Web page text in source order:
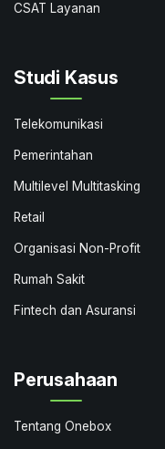
CSAT Layanan
Studi Kasus
Telekomunikasi
Pemerintahan
Multilevel Multitasking
Retail
Organisasi Non-Profit
Rumah Sakit
Fintech dan Asuransi
Perusahaan
Tentang Onebox